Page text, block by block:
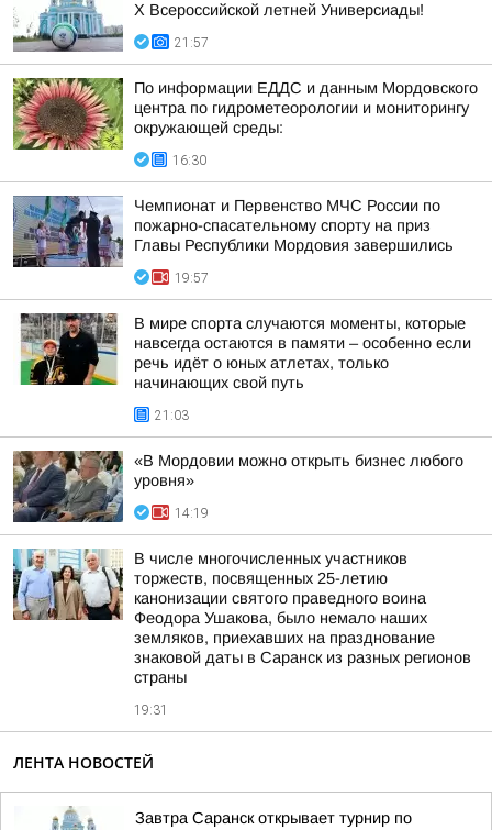
X Всероссийской летней Универсиады!
21:57
По информации ЕДДС и данным Мордовского
центра по гидрометеорологии и мониторингу
окружающей среды:
16:30
Чемпионат и Первенство МЧС России по
пожарно-спасательному спорту на приз
Главы Республики Мордовия завершились
19:57
В мире спорта случаются моменты, которые
навсегда остаются в памяти – особенно если
речь идёт о юных атлетах, только
начинающих свой путь
21:03
«В Мордовии можно открыть бизнес любого
уровня»
14:19
В числе многочисленных участников
торжеств, посвященных 25-летию
канонизации святого праведного воина
Феодора Ушакова, было немало наших
земляков, приехавших на празднование
знаковой даты в Саранск из разных регионов
страны
19:31
ЛЕНТА НОВОСТЕЙ
Завтра Саранск открывает турнир по